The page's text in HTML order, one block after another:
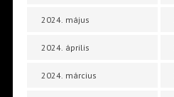
2024. május
2024. április
2024. március